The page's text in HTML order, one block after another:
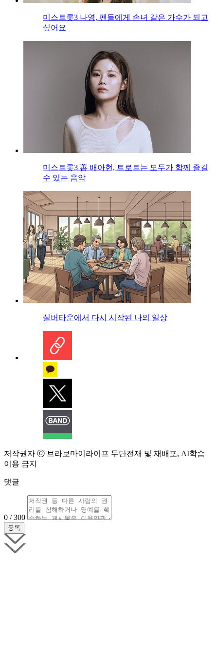
미스트롯3 나영, 팬들에게 손녀 같은 가수가 되고
싶어요
미스트롯3 善 배아현, 트로트는 모두가 함께 즐길
수 있는 음악
실버타운에서 다시 시작된 나의 일상
저작권자 ⓒ 브라보마이라이프 무단전재 및 재배포, AI학습
이용 금지
댓글
0 / 300